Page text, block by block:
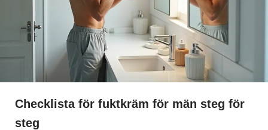
Checklista för fuktkräm för män steg för
steg